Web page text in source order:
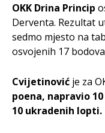
OKK Drina Princip
Derventa. Rezultat
sedmo mjesto na
osvojenih 17
Cvijetinović je za
poena, napravio
10 ukradenih lopti.